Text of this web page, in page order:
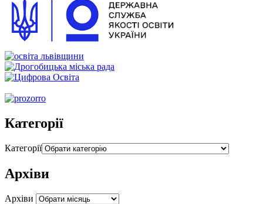
00:00
00:54
Категорії
Категорії
Архіви
Архіви